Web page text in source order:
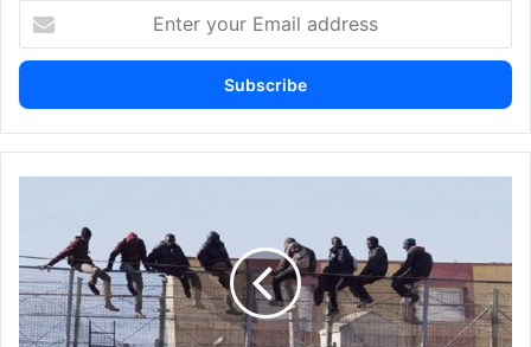
your
Email
جماعي
لـنحو
400
مهاجر